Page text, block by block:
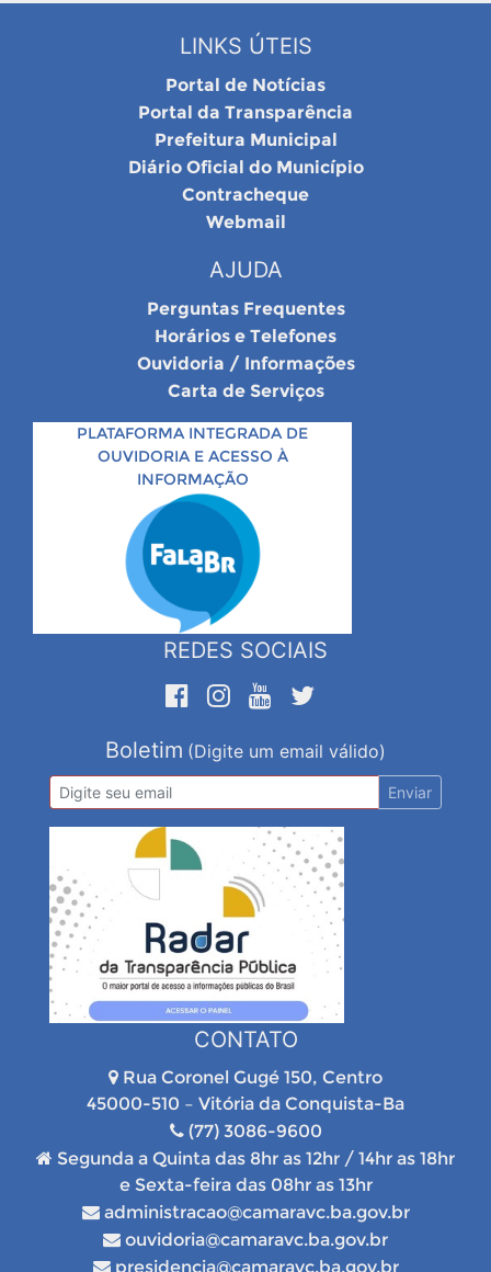
LINKS ÚTEIS
Portal de Notícias
Portal da Transparência
Prefeitura Municipal
Diário Oficial do Município
Contracheque
Webmail
AJUDA
Perguntas Frequentes
Horários e Telefones
Ouvidoria / Informações
Carta de Serviços
PLATAFORMA INTEGRADA DE
OUVIDORIA E ACESSO À
INFORMAÇÃO
REDES SOCIAIS
Boletim (Digite um email válido)
Enviar
CONTATO
Rua Coronel Gugé 150, Centro
45000-510 – Vitória da Conquista-Ba
(77) 3086-9600
Segunda a Quinta das 8hr as 12hr / 14hr as 18hr
e Sexta-feira das 08hr as 13hr
administracao@camaravc.ba.gov.br
ouvidoria@camaravc.ba.gov.br
presidencia@camaravc.ba.gov.br